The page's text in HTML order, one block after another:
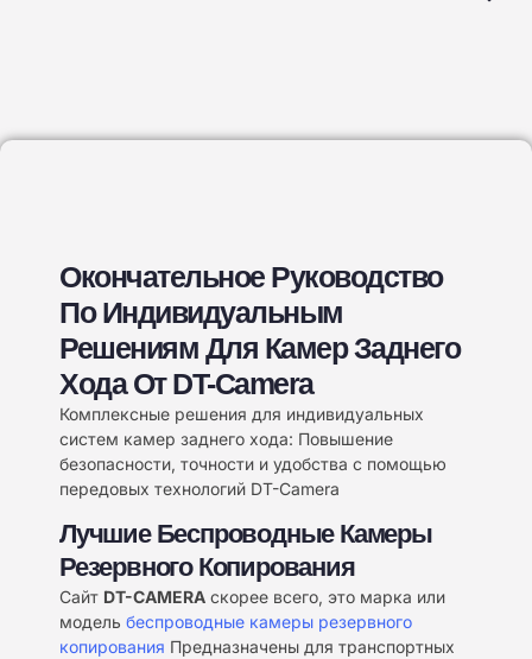
Окончательное Руководство
По Индивидуальным
Решениям Для Камер Заднего
Хода От DT-Camera
Комплексные решения для индивидуальных
систем камер заднего хода: Повышение
безопасности, точности и удобства с помощью
передовых технологий DT-Camera
Лучшие Беспроводные Камеры
Резервного Копирования
Сайт DT-CAMERA скорее всего, это марка или
модель беспроводные камеры резервного
копирования Предназначены для транспортных